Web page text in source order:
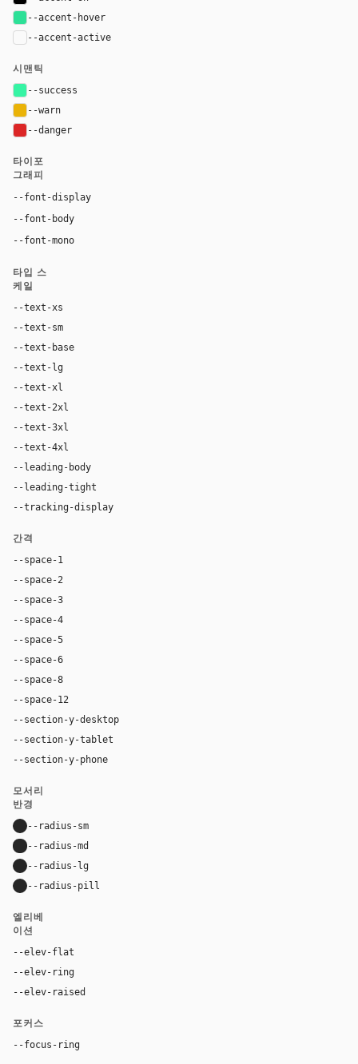
--accent-hover
--accent-active
시맨틱
--success
--warn
--danger
타이포
그래피
--font-display
--font-body
--font-mono
타입 스
케일
--text-xs
--text-sm
--text-base
--text-lg
--text-xl
--text-2xl
--text-3xl
--text-4xl
--leading-body
--leading-tight
--tracking-display
간격
--space-1
--space-2
--space-3
--space-4
--space-5
--space-6
--space-8
--space-12
--section-y-desktop
--section-y-tablet
--section-y-phone
모서리
반경
--radius-sm
--radius-md
--radius-lg
--radius-pill
엘리베
이션
--elev-flat
--elev-ring
--elev-raised
포커스
--focus-ring